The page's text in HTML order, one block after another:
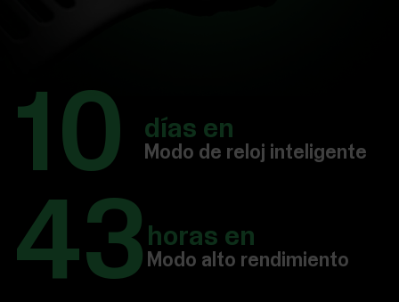
10 días en
Modo de reloj inteligente
43 horas en
Modo alto rendimiento